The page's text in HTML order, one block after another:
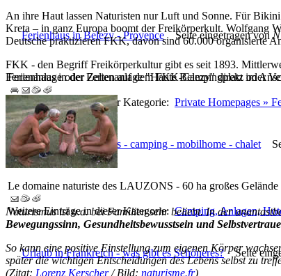
Ferienhaus in Belezy - ProvenceSeite eingetragen von
Ferienhaus in der Ferienanlage "Haute Belezy" direkt im
Weitere Einträge in dieser Kategorie: Private Homepages »
Domaine Les Lauzons - camping - mobilhome - chalet
Le domaine naturiste des LAUZONS - 60 ha großes Gelände
Weitere Einträge in dieser Kategorie:Camping, Anlagen,
Urlaub in Frankreich - was gibt es Schöneres?Seite
An ihre Haut lassen Naturisten nur Luft und Sonne. Für
Kreta – in ganz Europa boomt der Freikörperkult. Wolfgang
Deutsche praktizieren FKK, davon sind 60.000 organisierte
FKK - den Begriff Freikörperkultur gibt es seit 1893.
Ferienanlage oder Zelten auf dem FKK-Campingplatz oder
Naturismus ist u.a. bei Familien sehr beliebt. In der
Bewegungssinn, Gesundheitsbewusstsein und
So kann eine positive Einstellung zum eigenen Körper
später die wichtigen Entscheidungen des Lebens selbst zu
(Zitat: Lorenz Kerscher/ Bild: naturisme.fr)